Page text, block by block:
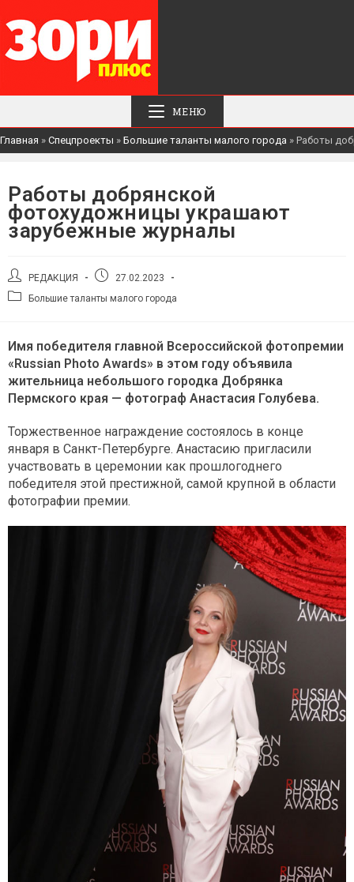
МЕНЮ
Главная » Спецпроекты » Большие таланты малого города » Работы
Работы добрянской
фотохудожницы украшают
зарубежные журналы
Автор
записи:
РЕДАКЦИЯ
Запись27.02.2023
РубрикаБольшие таланты малого города
Имя победителя главной Всероссийской фотопремии
«Russian Photo Awards» в этом году объявила
жительница небольшого городка Добрянка
Пермского края — фотограф Анастасия Голубева.
Торжественное награждение состоялось в конце
января в Санкт-Петербурге. Анастасию пригласили
участвовать в церемонии как прошлогоднего
победителя этой престижной, самой крупной в области
фотографии премии.